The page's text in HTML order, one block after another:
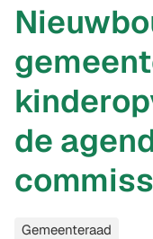
de
Gemeenteraad